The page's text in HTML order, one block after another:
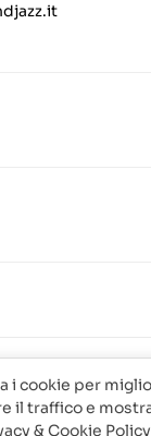
P.Iva
Agency Milano
i cookie per
il traffico e
& Cookie Policy